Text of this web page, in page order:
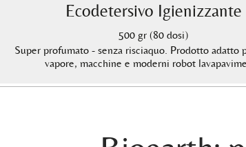
Ecodetersivo Igienizzante
500 gr (80 dosi)
Super profumato - senza risciaquo. Prodotto adatto
vapore, macchine e moderni robot